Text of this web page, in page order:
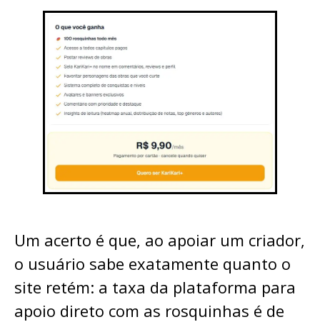
Um acerto é que, ao apoiar um criador,
o usuário sabe exatamente quanto o
site retém: a taxa da plataforma para
apoio direto com as rosquinhas é de